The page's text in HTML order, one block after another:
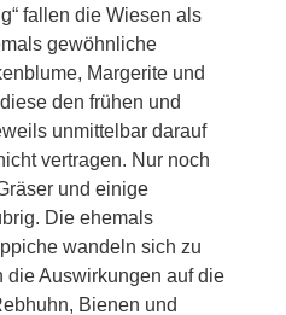
fallen die Wiesen als
gewöhnliche
Margerite und
den frühen und
unmittelbar darauf
vertragen. Nur noch
und einige
Die ehemals
wandeln sich zu
die Auswirkungen auf die
Bienen und